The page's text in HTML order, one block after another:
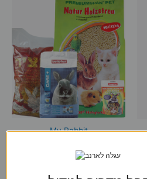
My Rabbit
לארנבים – מצע לארנבים – חטיף